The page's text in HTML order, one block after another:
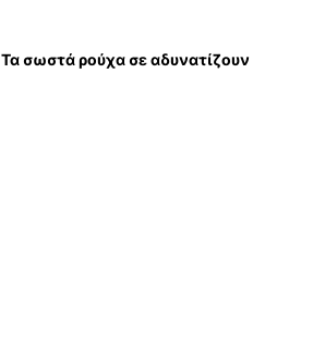
Τα σωστά ρούχα σε αδυνατίζουν